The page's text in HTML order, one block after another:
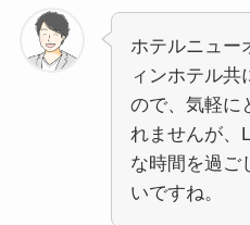
ホテルニュー
ィンホテル共
ので、気軽に
れませんが、
な時間を過ご
いですね。